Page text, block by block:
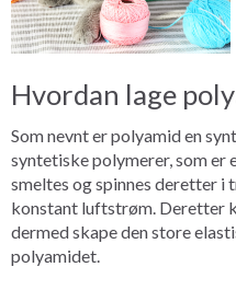
Hvordan lage
Som nevnt er polyamid en
syntetiske polymerer, som er
smeltes og spinnes deretter i
konstant luftstrøm. Deretter
dermed skape den store
polyamidet.